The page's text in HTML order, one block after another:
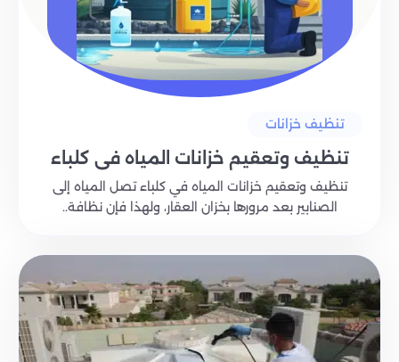
تنظيف خزانات
تنظيف وتعقيم خزانات المياه في كلباء
تنظيف وتعقيم خزانات المياه في كلباء تصل المياه إلى
الصنابير بعد مرورها بخزان العقار، ولهذا فإن نظافة..